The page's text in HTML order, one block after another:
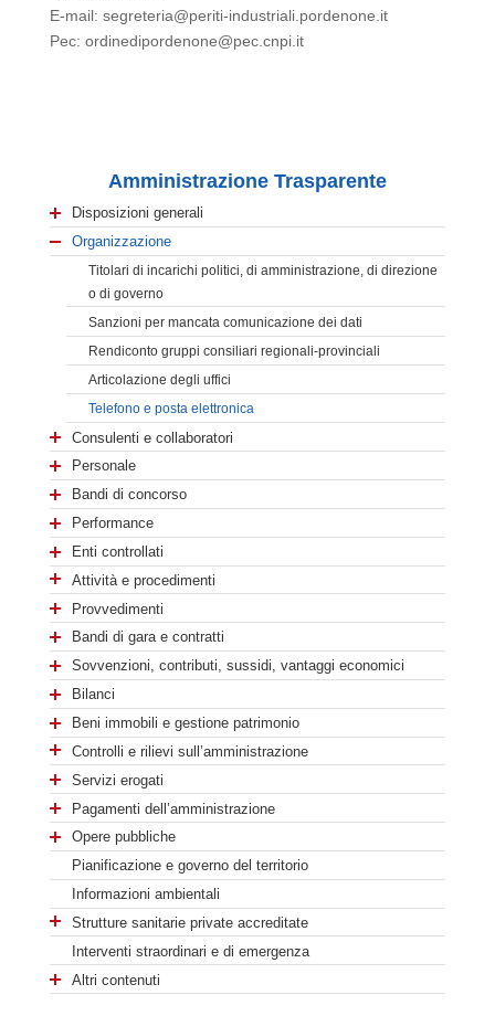
E-mail: segreteria@periti-industriali.pordenone.it
Pec: ordinedipordenone@pec.cnpi.it
Amministrazione Trasparente
Disposizioni generali
Organizzazione
Titolari di incarichi politici, di amministrazione, di direzione
o di governo
Sanzioni per mancata comunicazione dei dati
Rendiconto gruppi consiliari regionali-provinciali
Articolazione degli uffici
Telefono e posta elettronica
Consulenti e collaboratori
Personale
Bandi di concorso
Performance
Enti controllati
Attività e procedimenti
Provvedimenti
Bandi di gara e contratti
Sovvenzioni, contributi, sussidi, vantaggi economici
Bilanci
Beni immobili e gestione patrimonio
Controlli e rilievi sull’amministrazione
Servizi erogati
Pagamenti dell’amministrazione
Opere pubbliche
Pianificazione e governo del territorio
Informazioni ambientali
Strutture sanitarie private accreditate
Interventi straordinari e di emergenza
Altri contenuti